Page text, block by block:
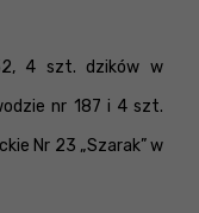
4 szt. dzików w
nr 187 i 4 szt.
Nr 23 „Szarak” w